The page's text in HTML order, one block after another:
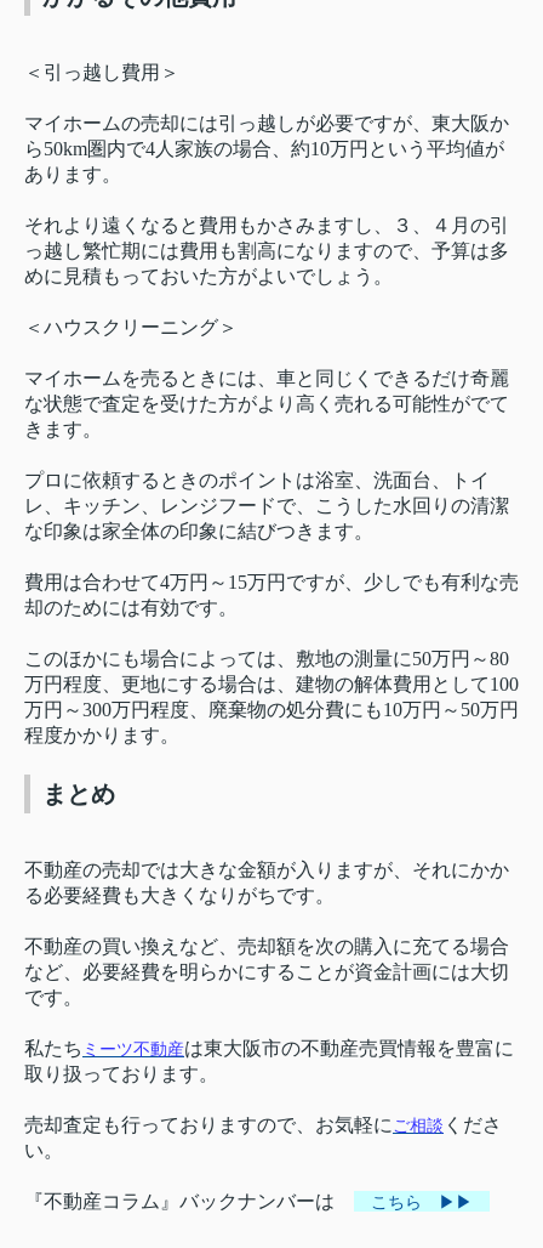
＜引っ越し費用＞
マイホームの売却には引っ越しが必要ですが、東大阪か
ら50km圏内で4人家族の場合、約10万円という平均値が
あります。
それより遠くなると費用もかさみますし、３、４月の引
っ越し繁忙期には費用も割高になりますので、予算は多
めに見積もっておいた方がよいでしょう。
＜ハウスクリーニング＞
マイホームを売るときには、車と同じくできるだけ奇麗
な状態で査定を受けた方がより高く売れる可能性がでて
きます。
プロに依頼するときのポイントは浴室、洗面台、トイ
レ、キッチン、レンジフードで、こうした水回りの清潔
な印象は家全体の印象に結びつきます。
費用は合わせて4万円～15万円ですが、少しでも有利な売
却のためには有効です。
このほかにも場合によっては、敷地の測量に50万円～80
万円程度、更地にする場合は、建物の解体費用として100
万円～300万円程度、廃棄物の処分費にも10万円～50万円
程度かかります。
まとめ
不動産の売却では大きな金額が入りますが、それにかか
る必要経費も大きくなりがちです。
不動産の買い換えなど、売却額を次の購入に充てる場合
など、必要経費を明らかにすることが資金計画には大切
です。
私たち ミーツ不動産は東大阪市の不動産売買情報を豊富に
取り扱っております。
売却査定も行っておりますので、お気軽に ご相談 くださ
い。
『不動産コラム』バックナンバーは こちら ▶▶